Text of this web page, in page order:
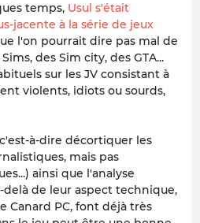
temps, Usul s'était
jacente à la série de jeux
l'on pourrait dire pas mal de
des Sim city, des GTA...
sur les JV consistant à
violents, idiots ou sourds,
à-dire décortiquer les
mais pas
ainsi que l'analyse
de leur aspect technique,
Canard PC, font déjà très